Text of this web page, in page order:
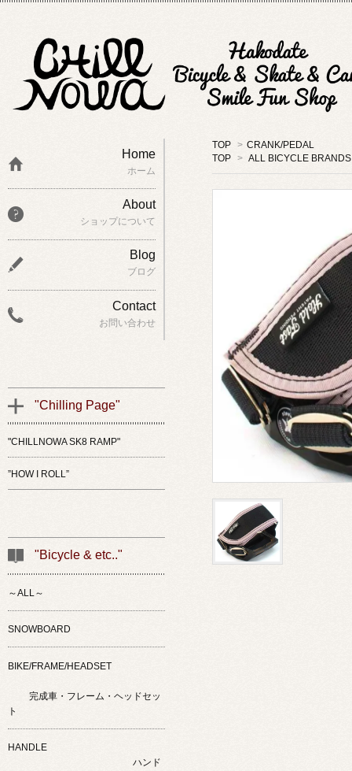
TOP > CRANK/
TOP > ALL BICYCLE BRANDS
Home
ホーム
About
ショップについて
Blog
ブログ
Contact
お問い合わせ
"Chilling Page"
"CHILLNOWA SK8 RAMP"
”HOW I ROLL”
"Bicycle & etc.."
～ALL～
SNOWBOARD
BIKE/FRAME/HEADSET
完成車・フレーム・ヘッドセッ
ト
HANDLE
ハンド